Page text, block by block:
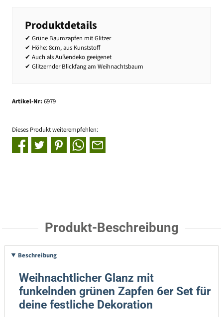
Produktdetails
✔ Grüne Baumzapfen mit Glitzer
✔ Höhe: 8cm, aus Kunststoff
✔ Auch als Außendeko geeigenet
✔ Glitzernder Blickfang am Weihnachtsbaum
Artikel-Nr: 6979
Dieses Produkt weiterempfehlen:
Produkt-Beschreibung
Beschreibung
Weihnachtlicher Glanz mit
funkelnden grünen Zapfen 6er Set für
deine festliche Dekoration